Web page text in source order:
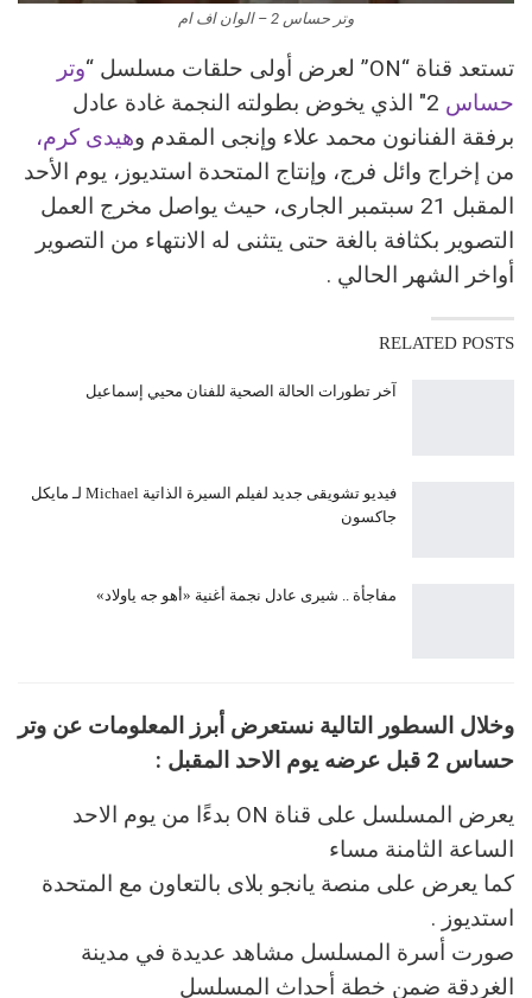
وتر حساس 2 – الوان اف ام
تستعد قناة “ON” لعرض أولى حلقات مسلسل “
وتر
حساس
2″ الذي يخوض بطولته النجمة غادة عادل
برفقة الفنانون محمد علاء وإنجى المقدم وهيدى كرم،
من إخراج وائل فرج، وإنتاج المتحدة استديوز، يوم الأحد
المقبل 21 سبتمبر الجارى، حيث يواصل مخرج العمل
التصوير بكثافة بالغة حتى يتثنى له الانتهاء من التصوير
أواخر الشهر الحالي .
RELATED POSTS
آخر تطورات الحالة الصحية للفنان محيي إسماعيل
فيديو تشويقى جديد لفيلم السيرة الذاتية Michael لـ مايكل
جاكسون
مفاجأة .. شيرى عادل نجمة أغنية «أهو جه ياولاد»
وخلال السطور التالية نستعرض أبرز المعلومات عن وتر
حساس 2 قبل عرضه يوم الاحد المقبل :
يعرض المسلسل على قناة ON بدءًا من يوم الاحد
الساعة الثامنة مساء
كما يعرض على منصة يانجو بلاى بالتعاون مع المتحدة
استديوز .
صورت أسرة المسلسل مشاهد عديدة في مدينة
الغردقة ضمن خطة أحداث المسلسل